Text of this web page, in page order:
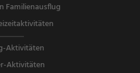
Familienausflug
Aktivitäten
Aktivitäten